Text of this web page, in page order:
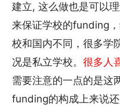
建立, 这么做也是可以
来保证学校的funding
校和国内不同，很多学
况是私立学校。 很多人
需要注意的一点的是这
funding的构成上来说